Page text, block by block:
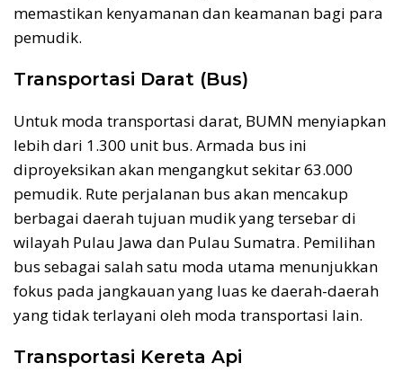
memastikan kenyamanan dan keamanan bagi para
pemudik.
Transportasi Darat (Bus)
Untuk moda transportasi darat, BUMN menyiapkan
lebih dari 1.300 unit bus. Armada bus ini
diproyeksikan akan mengangkut sekitar 63.000
pemudik. Rute perjalanan bus akan mencakup
berbagai daerah tujuan mudik yang tersebar di
wilayah Pulau Jawa dan Pulau Sumatra. Pemilihan
bus sebagai salah satu moda utama menunjukkan
fokus pada jangkauan yang luas ke daerah-daerah
yang tidak terlayani oleh moda transportasi lain.
Transportasi Kereta Api